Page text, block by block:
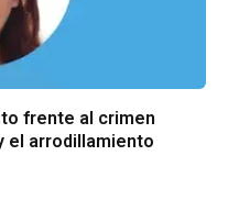
frente al crimen
el arrodillamiento